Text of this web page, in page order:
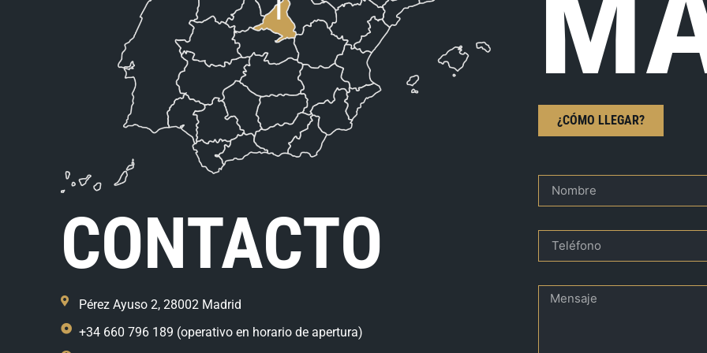
CONTACTO
Pérez Ayuso 2, 28002 Madrid
+34 660 796 189 (operativo en horario de apertura)
¿CÓMO LLEGAR?